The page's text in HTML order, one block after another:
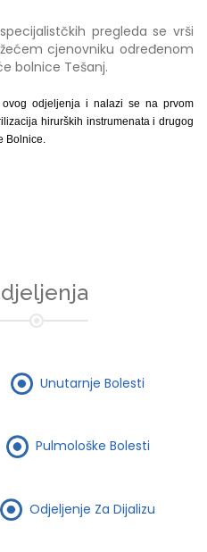
pregleda se vrši
cjenovniku određenom
bolnice Tešanj.
odjeljenja i nalazi se na prvom
hirurških instrumenata i drugog
Bolnice.
Unutarnje Bolesti
Pulmološke Bolesti
Odjeljenje Za Dijalizu